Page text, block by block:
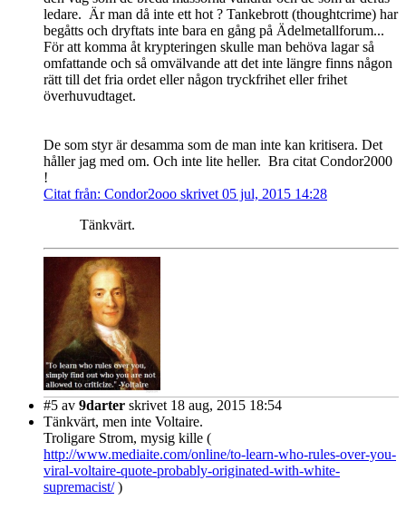
ledare. Är man då inte ett hot ? Tankebrott (thoughtcrime) har
begåtts och dryftats inte bara en gång på Ädelmetallforum...
För att komma åt krypteringen skulle man behöva lagar så
omfattande och så omvälvande att det inte längre finns någon
rätt till det fria ordet eller någon tryckfrihet eller frihet
överhuvudtaget.
De som styr är desamma som de man inte kan kritisera. Det
håller jag med om. Och inte lite heller. Bra citat Condor2000
!
Citat från: Condor2ooo skrivet 05 jul, 2015 14:28
Tänkvärt.
#5 av 9darter skrivet 18 aug, 2015 18:54
Tänkvärt, men inte Voltaire.
Troligare Strom, mysig kille (
http://www.mediaite.com/online/to-learn-who-rules-over-you-
viral-voltaire-quote-probably-originated-with-white-
supremacist/)